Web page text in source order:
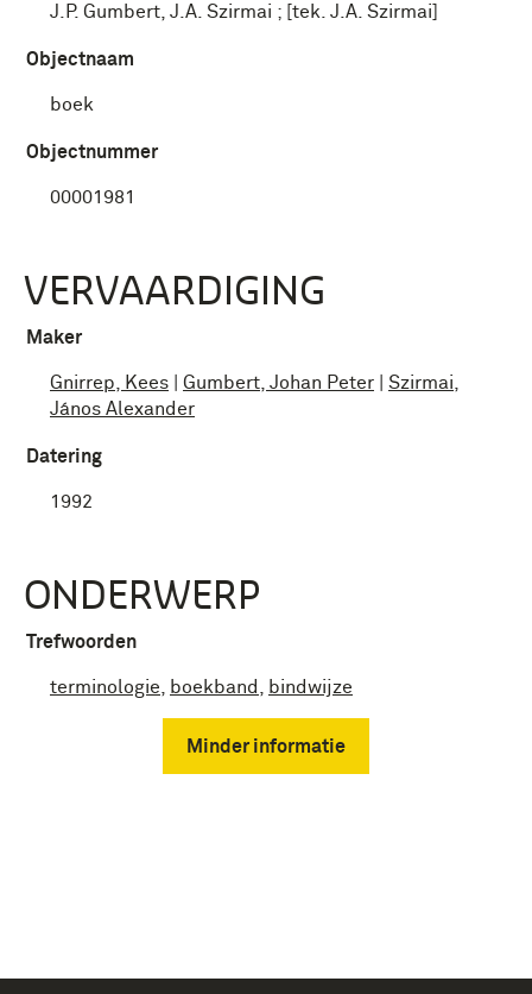
J.P. Gumbert, J.A. Szirmai ; [tek. J.A. Szirmai]
Objectnaam
boek
Objectnummer
00001981
VERVAARDIGING
Maker
Gnirrep, Kees Gumbert, Johan Peter
Szirmai,
János Alexander
Datering
1992
ONDERWERP
Trefwoorden
terminologie boekband bindwijze
Minder informatie